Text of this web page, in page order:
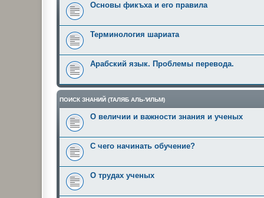
Основы фикъха и его правила
Терминология шариата
Арабский язык. Проблемы перевода.
ПОИСК ЗНАНИЙ (ТАЛЯБ АЛЬ-'ИЛЬМ)
О величии и важности знания и ученых
С чего начинать обучение?
О трудах ученых